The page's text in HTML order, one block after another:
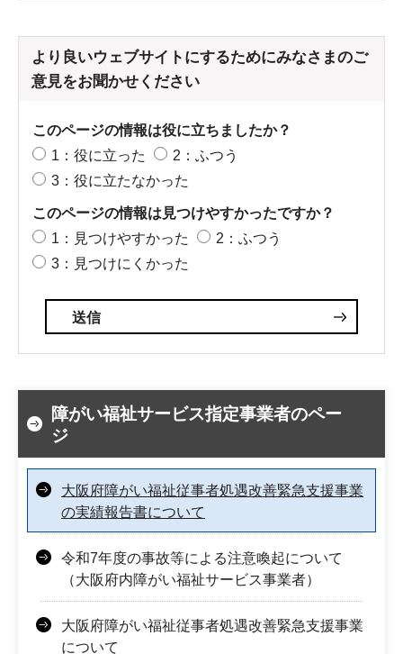
より良いウェブサイトにするためにみなさまのご
意見をお聞かせください
このページの情報は役に立ちましたか？
1：役に立った
2：ふつう
3：役に立たなかった
このページの情報は見つけやすかったですか？
1：見つけやすかった
2：ふつう
3：見つけにくかった
障がい福祉サービス指定事業者のペー
ジ
大阪府障がい福祉従事者処遇改善緊急支援事業
の実績報告書について
令和7年度の事故等による注意喚起について
（大阪府内障がい福祉サービス事業者）
大阪府障がい福祉従事者処遇改善緊急支援事業
について